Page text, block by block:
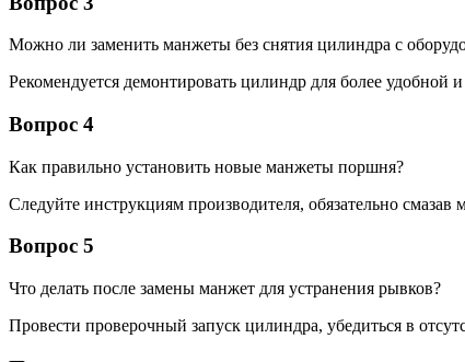
Можно ли заменить манжеты без снятия цилиндра с
Рекомендуется демонтировать цилиндр для более удобной
Вопрос 4
Как правильно установить новые манжеты поршня?
Следуйте инструкциям производителя, обязательно
Вопрос 5
Что делать после замены манжет для устранения рывков?
Провести проверочный запуск цилиндра, убедиться в